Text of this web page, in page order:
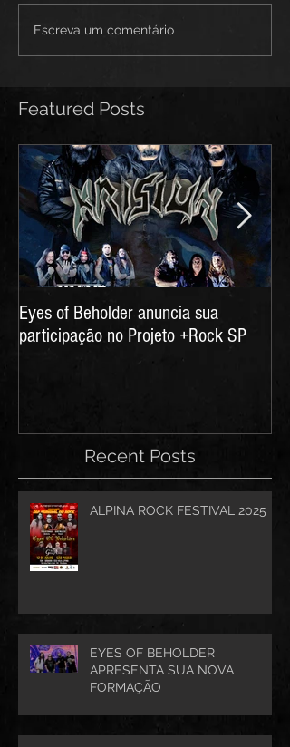
Escreva um comentário
Featured Posts
Eyes of Beholder anuncia sua
participação no Projeto +Rock SP
Recent Posts
ALPINA ROCK FESTIVAL 2025
EYES OF BEHOLDER
APRESENTA SUA NOVA
FORMAÇÃO